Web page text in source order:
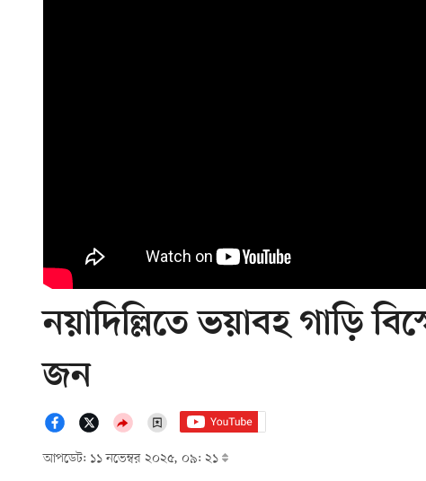
নয়াদিল্লিতে ভয়াবহ গাড়ি
জন
আপডেট: ১১ নভেম্বর ২০২৫, ০৯: ২১